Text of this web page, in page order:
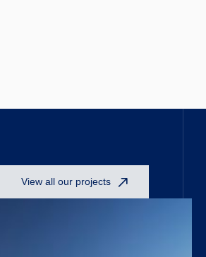
View all our projects